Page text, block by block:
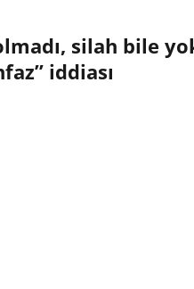
silah bile
iddiası